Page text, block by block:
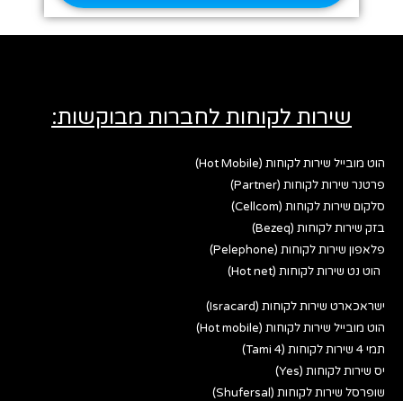
שירות לקוחות לחברות מבוקשות:
הוט מובייל שירות לקוחות (Hot Mobile)
פרטנר שירות לקוחות (Partner)
סלקום שירות לקוחות (Cellcom)
בזק שירות לקוחות (Bezeq)
פלאפון שירות לקוחות (Pelephone)
הוט נט שירות לקוחות (Hot net)
ישראכארט שירות לקוחות (Isracard)
הוט מובייל שירות לקוחות (Hot mobile)
תמי 4 שירות לקוחות (Tami 4)
יס שירות לקוחות (Yes)
שופרסל שירות לקוחות (Shufersal)